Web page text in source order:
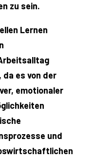
zu sein.
Lernen
es von der
emotionaler
und